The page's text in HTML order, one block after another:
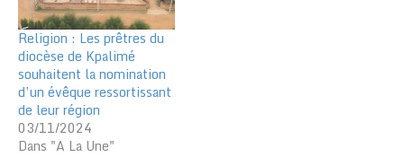
Religion : Les prêtres du
diocèse de Kpalimé
souhaitent la nomination
d’un évêque ressortissant
de leur région
03/11/2024
Dans "A La Une"